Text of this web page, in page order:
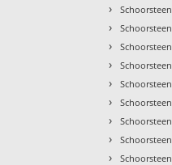
›
›
›
›
›
›
›
›
›